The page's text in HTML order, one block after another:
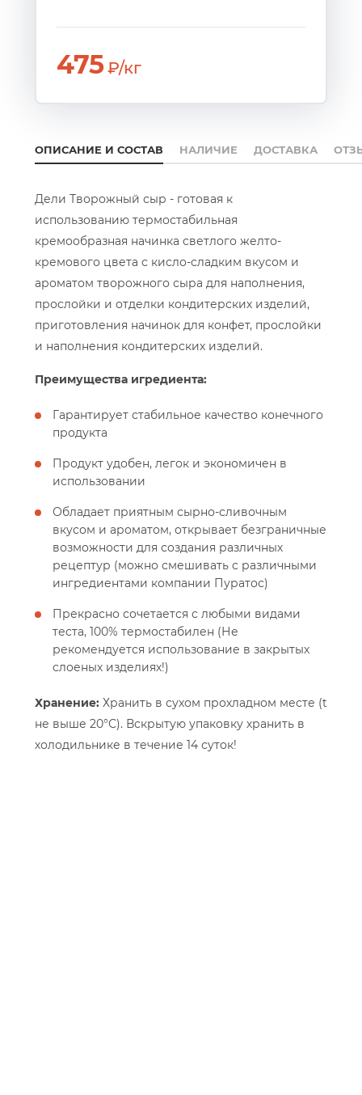
475₽/кг
ОПИСАНИЕ И СОСТАВ НАЛИЧИЕ ДОСТАВКА
Дели Творожный сыр - готовая к
использованию термостабильная
кремообразная начинка светлого желто-
кремового цвета с кисло-сладким вкусом и
ароматом творожного сыра для наполнения,
прослойки и отделки кондитерских изделий,
приготовления начинок для конфет, прослойки
и наполнения кондитерских изделий.
Преимущества игредиента:
Гарантирует стабильное качество конечного
продукта
Продукт удобен, легок и экономичен в
использовании
Обладает приятным сырно-сливочным
вкусом и ароматом, открывает безграничные
возможности для создания различных
рецептур (можно смешивать с различными
ингредиентами компании Пуратос)
Прекрасно сочетается с любыми видами
теста, 100% термостабилен (Не
рекомендуется использование в закрытых
слоеных изделиях!)
Хранение: Хранить в сухом прохладном месте (t
не выше 20°С). Вскрытую упаковку хранить в
холодильнике в течение 14 суток!